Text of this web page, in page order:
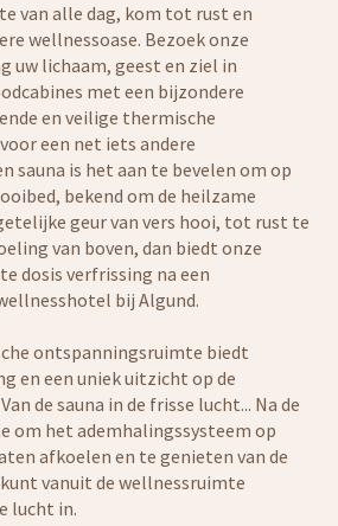
van alle dag, kom tot rust en
wellnessoase. Bezoek onze
uw lichaam, geest en ziel in
met een bijzondere
en veilige thermische
een net iets andere
sauna is het aan te bevelen om op
bekend om de heilzame
geur van vers hooi, tot rust te
van boven, dan biedt onze
dosis verfrissing na een
bij Algund.
ontspanningsruimte biedt
en een uniek uitzicht op de
de sauna in de frisse lucht... Na de
om het ademhalingssysteem op
afkoelen en te genieten van de
vanuit de wellnessruimte
lucht in.